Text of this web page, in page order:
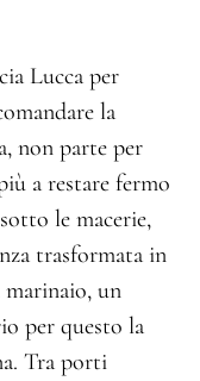
Lucca per
la
non parte per
a restare fermo
le macerie,
trasformata in
un
per questo la
Tra porti